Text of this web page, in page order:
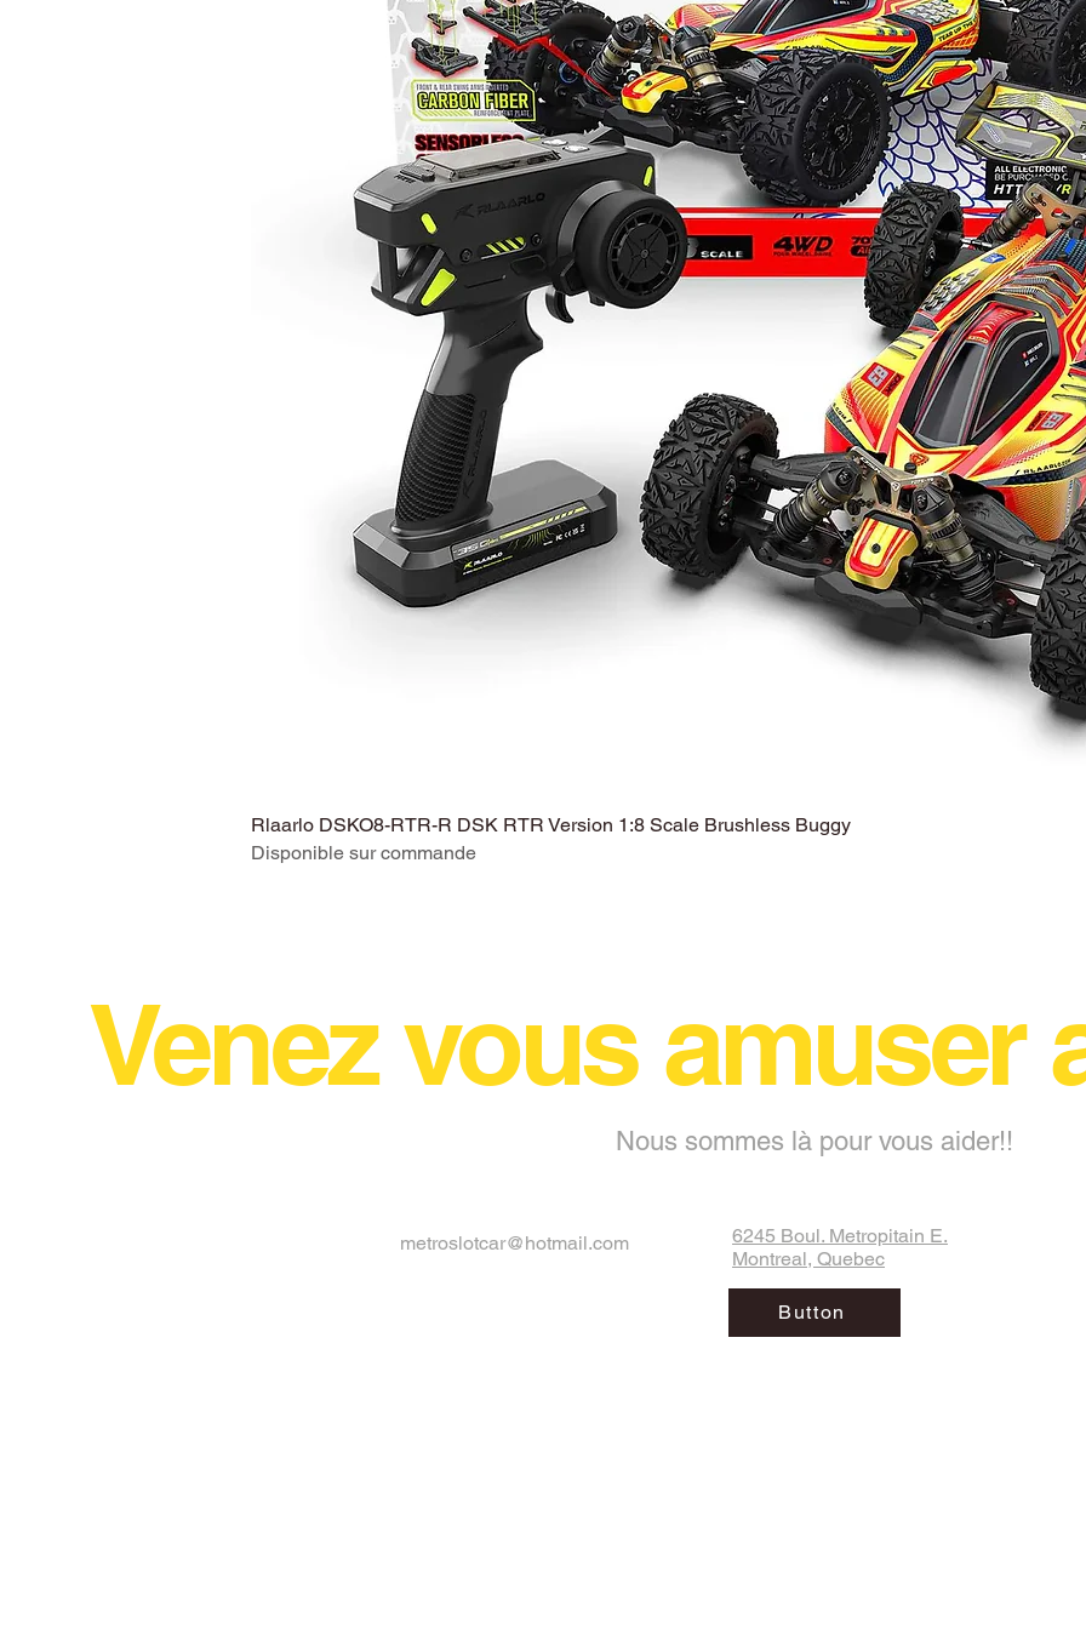
Aperçu rapide
Rlaarlo DSKO8-RTR-R DSK RTR Version 1:8 Scale Brushless Buggy
Disponible sur commande
Venez vous amuser
Nous sommes là pour vous aider!!
metroslotcar@hotmail.com
6245 Boul. Metropitain E.
Montreal, Quebec
Button